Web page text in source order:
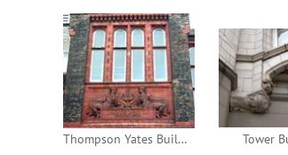
Thompson Yates Building1896 Tower